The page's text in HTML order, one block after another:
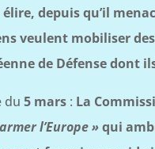
depuis qu’il
veulent mobiliser
de Défense dont
du5 mars : La
l’Europe »qui